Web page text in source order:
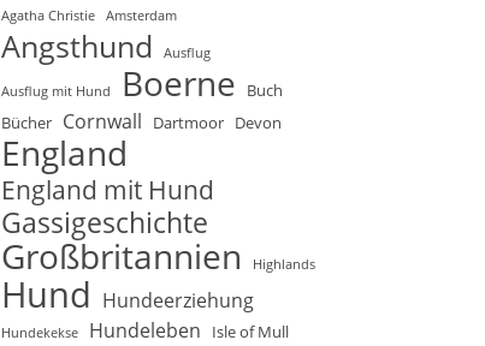
Agatha Christie Amsterdam
Angsthund Ausflug
Ausflug mit Hund Boerne
Buch
Bücher Cornwall Dartmoor Devon
England
England mit Hund
Gassigeschichte
Großbritannien Highlands
Hund Hundeerziehung
Hundekekse Hundeleben Isle of Mull